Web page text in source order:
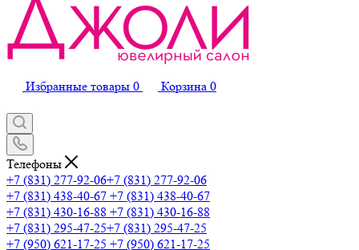
Избранные товары 0 Корзина 0
Телефоны
+7 (831) 277-92-06+7 (831) 277-92-06
+7 (831) 438-40-67 +7 (831) 438-40-67
+7 (831) 430-16-88 +7 (831) 430-16-88
+7 (831) 295-47-25+7 (831) 295-47-25
+7 (950) 621-17-25 +7 (950) 621-17-25